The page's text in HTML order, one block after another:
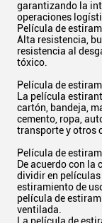
garantizando la
operaciones
Película de
Alta resistencia,
resistencia al
tóxico.
Película de
La película
cartón, bandeja,
cemento, ropa,
transporte y otros
Película de
De acuerdo con la
dividir en
estiramiento de
película de
ventilada.